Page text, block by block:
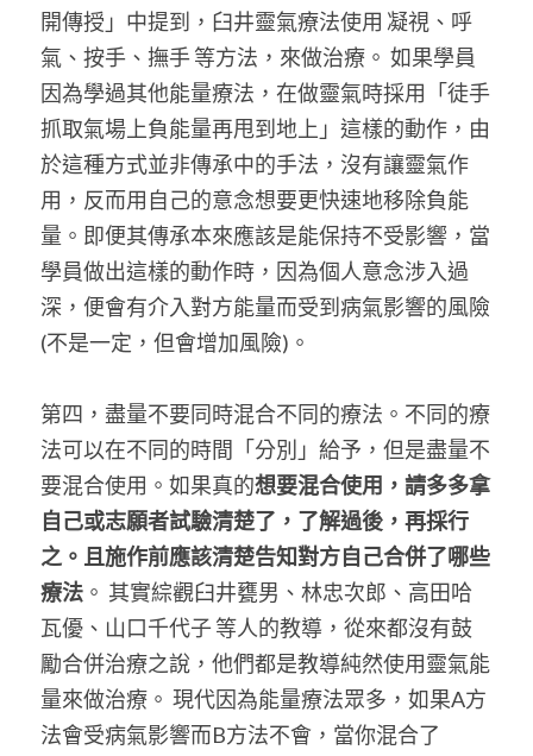
開傳授」中提到，臼井靈氣療法使用 凝視、呼
氣、按手、撫手 等方法，來做治療。 如果學員
因為學過其他能量療法，在做靈氣時採用「徒手
抓取氣場上負能量再甩到地上」這樣的動作，由
於這種方式並非傳承中的手法，沒有讓靈氣作
用，反而用自己的意念想要更快速地移除負能
量。即便其傳承本來應該是能保持不受影響，當
學員做出這樣的動作時，因為個人意念涉入過
深，便會有介入對方能量而受到病氣影響的風險
(不是一定，但會增加風險)。
第四，盡量不要同時混合不同的療法。不同的療
法可以在不同的時間「分別」給予，但是盡量不
要混合使用。如果真的想要混合使用，請多多拿
自己或志願者試驗清楚了，了解過後，再採行
之。且施作前應該清楚告知對方自己合併了哪些
療法 。 其實綜觀臼井甕男、林忠次郎、高田哈
瓦優、山口千代子 等人的教導，從來都沒有鼓
勵合併治療之說，他們都是教導純然使用靈氣能
量來做治療。 現代因為能量療法眾多，如果A方
法會受病氣影響而B方法不會，當你混合了